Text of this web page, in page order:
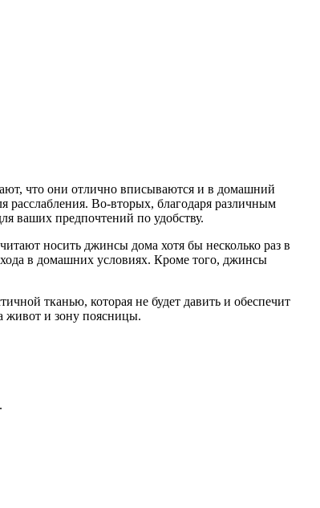
что они отлично вписываются и в домашний
расслабления. Во-вторых, благодаря различным
ваших предпочтений по удобству.
носить джинсы дома хотя бы несколько раз в
в домашних условиях. Кроме того, джинсы
тканью, которая не будет давить и обеспечит
живот и зону поясницы.